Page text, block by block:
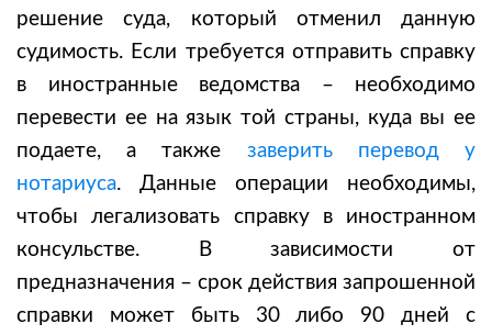
решение суда, который отменил данную
судимость. Если требуется отправить справку
в иностранные ведомства – необходимо
перевести ее на язык той страны, куда вы ее
подаете, а также заверить перевод у
нотариуса. Данные операции необходимы,
чтобы легализовать справку в иностранном
консульстве. В зависимости от
предназначения – срок действия запрошенной
справки может быть 30 либо 90 дней с